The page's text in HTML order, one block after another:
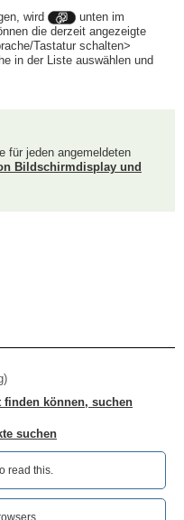
wird
unten im
die derzeit angezeigte
Tastatur schalten>
in der Liste auswählen und
für jeden angemeldeten
Bildschirmdisplay und
finden können, suchen
suchen
read this.‎